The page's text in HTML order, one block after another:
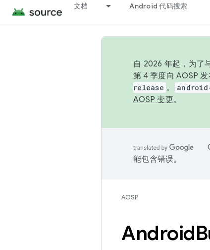
文档 Android 代码搜索
自 2026 年起，为了
第 4 季度向 AOSP
release 。
AOSP 变更。
能包含错误。
AOSP
Android